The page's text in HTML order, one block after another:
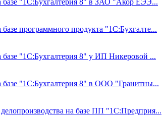
базе "1С:Бухгалтерия 8" в ЗАО "Акор ЕЭЭ...
базе программного продукта "1С:Бухгалте...
базе "1С:Бухгалтерия 8" у ИП Никеровой ...
базе "1С:Бухгалтерия 8" в ООО "Гранитны...
на базе ПП "1С:Предприя...